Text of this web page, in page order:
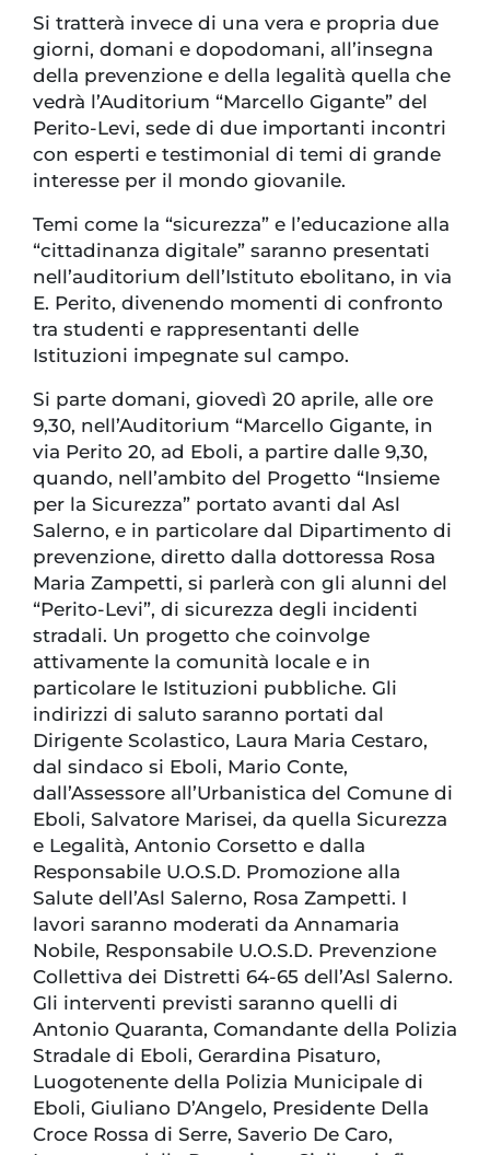
Si tratterà invece di una vera e propria due
giorni, domani e dopodomani, all’insegna
della prevenzione e della legalità quella che
vedrà l’Auditorium “Marcello Gigante” del
Perito-Levi, sede di due importanti incontri
con esperti e testimonial di temi di grande
interesse per il mondo giovanile.
Temi come la “sicurezza” e l’educazione alla
“cittadinanza digitale” saranno presentati
nell’auditorium dell’Istituto ebolitano, in via
E. Perito, divenendo momenti di confronto
tra studenti e rappresentanti delle
Istituzioni impegnate sul campo.
Si parte domani, giovedì 20 aprile, alle ore
9,30, nell’Auditorium “Marcello Gigante, in
via Perito 20, ad Eboli, a partire dalle 9,30,
quando, nell’ambito del Progetto “Insieme
per la Sicurezza” portato avanti dal Asl
Salerno, e in particolare dal Dipartimento di
prevenzione, diretto dalla dottoressa Rosa
Maria Zampetti, si parlerà con gli alunni del
“Perito-Levi”, di sicurezza degli incidenti
stradali. Un progetto che coinvolge
attivamente la comunità locale e in
particolare le Istituzioni pubbliche. Gli
indirizzi di saluto saranno portati dal
Dirigente Scolastico, Laura Maria Cestaro,
dal sindaco si Eboli, Mario Conte,
dall’Assessore all’Urbanistica del Comune di
Eboli, Salvatore Marisei, da quella Sicurezza
e Legalità, Antonio Corsetto e dalla
Responsabile U.O.S.D. Promozione alla
Salute dell’Asl Salerno, Rosa Zampetti. I
lavori saranno moderati da Annamaria
Nobile, Responsabile U.O.S.D. Prevenzione
Collettiva dei Distretti 64-65 dell’Asl Salerno.
Gli interventi previsti saranno quelli di
Antonio Quaranta, Comandante della Polizia
Stradale di Eboli, Gerardina Pisaturo,
Luogotenente della Polizia Municipale di
Eboli, Giuliano D’Angelo, Presidente Della
Croce Rossa di Serre, Saverio De Caro,